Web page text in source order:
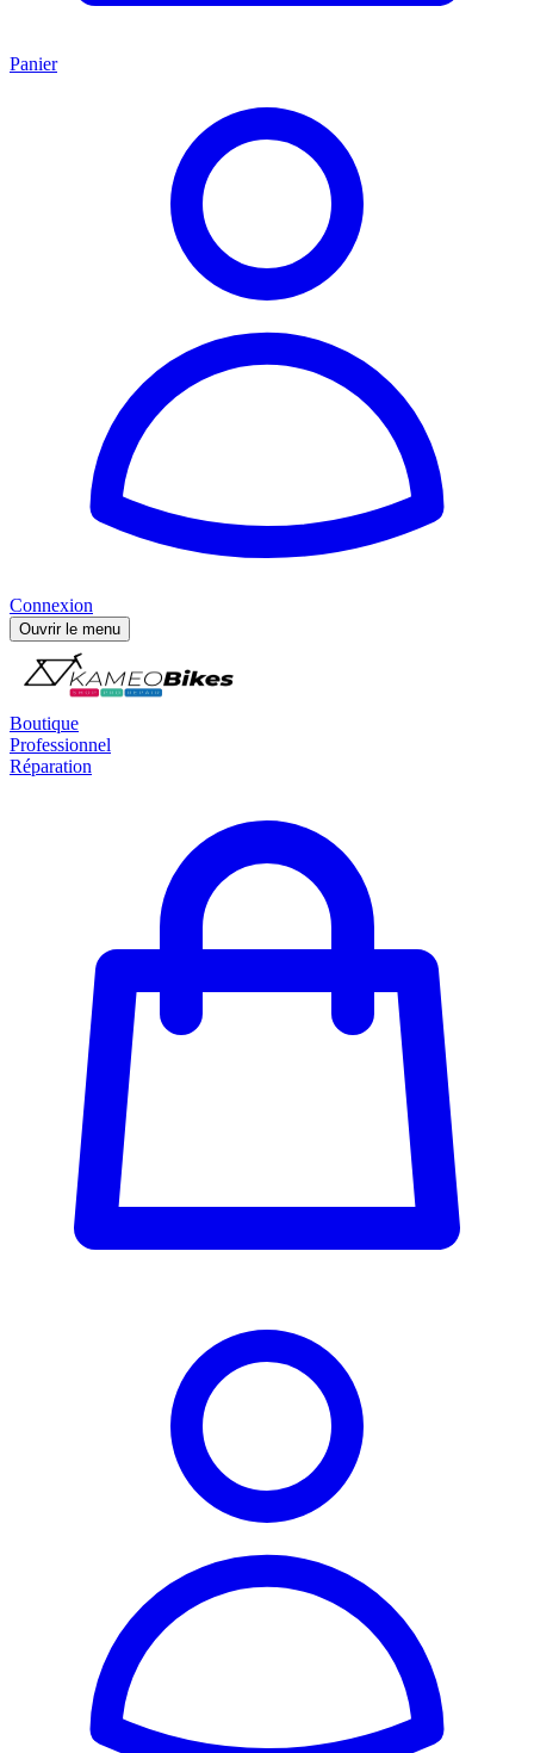
Panier
Connexion
Ouvrir le menu
Boutique
Professionnel
Réparation